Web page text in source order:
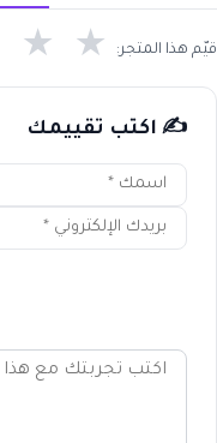
قيّم هذا المتجر: ★ ★
✍️ اكتب تقييمك